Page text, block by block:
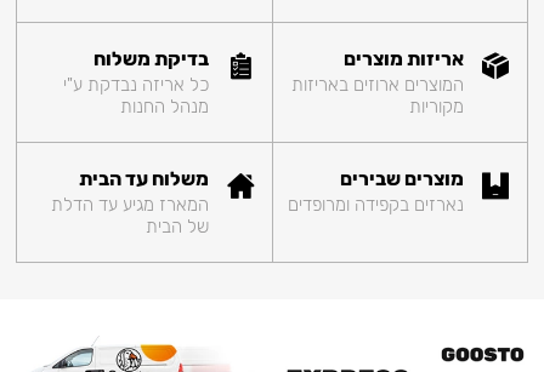
אריזות מוצרים
המוצרים ארוזים באריזות
מקוריות
בדיקת משלוח
כל אריזה נבדקת ע"י
מנהל החנות
מוצרים שבירים
נארזים בקפידה ומרופדים
משלוח עד הבית
המארז מגיע עד הדלת
של הבית